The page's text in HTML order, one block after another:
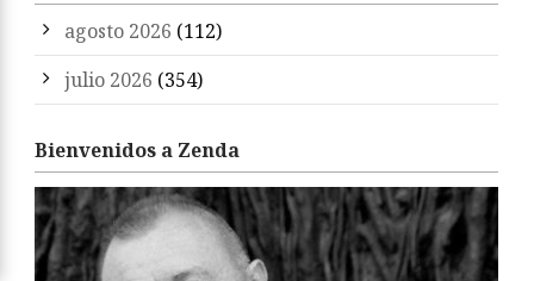
agosto 2026 (112)
julio 2026 (354)
Bienvenidos a Zenda